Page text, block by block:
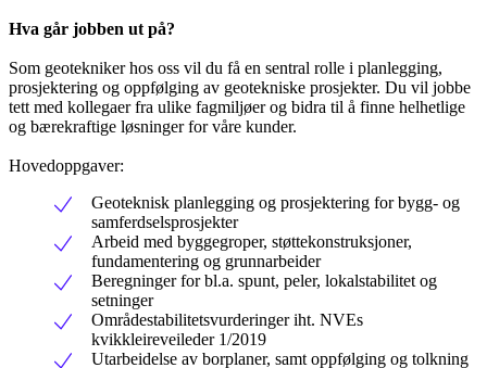
Hva går jobben ut på?
Som geotekniker hos oss vil du få en sentral rolle i planlegging,
prosjektering og oppfølging av geotekniske prosjekter. Du vil jobbe
tett med kollegaer fra ulike fagmiljøer og bidra til å finne helhetlige
og bærekraftige løsninger for våre kunder.
Hovedoppgaver:
Geoteknisk planlegging og prosjektering for bygg- og
samferdselsprosjekter
Arbeid med byggegroper, støttekonstruksjoner,
fundamentering og grunnarbeider
Beregninger for bl.a. spunt, peler, lokalstabilitet og
setninger
Områdestabilitetsvurderinger iht. NVEs
kvikkleireveileder 1/2019
Utarbeidelse av borplaner, samt oppfølging og tolkning